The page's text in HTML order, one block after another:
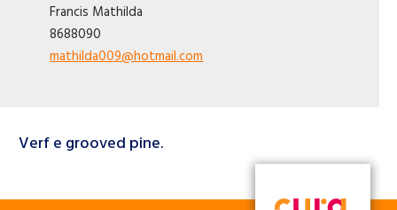
Francis Mathilda
8688090
mathilda009@hotmail.com
Verf e grooved pine.